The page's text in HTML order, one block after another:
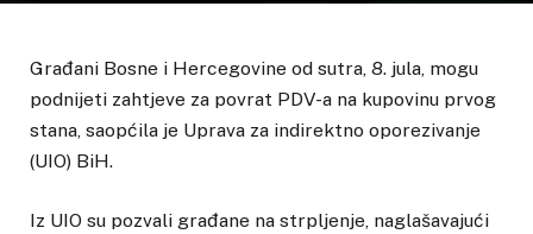
Građani Bosne i Hercegovine od sutra, 8. jula, mogu
podnijeti zahtjeve za povrat PDV-a na kupovinu prvog
stana, saopćila je Uprava za indirektno oporezivanje
(UIO) BiH.
Iz UIO su pozvali građane na strpljenje, naglašavajući